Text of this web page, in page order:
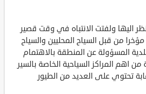
اليها ولفتت الانتباه في وقت قصير
من قبل السياح المحليين والسياح
المسؤولة عن المنطقة بالاهتمام
اهم المراكز السياحية الخاصة بالسير
تحتوي على العديد من الطيور